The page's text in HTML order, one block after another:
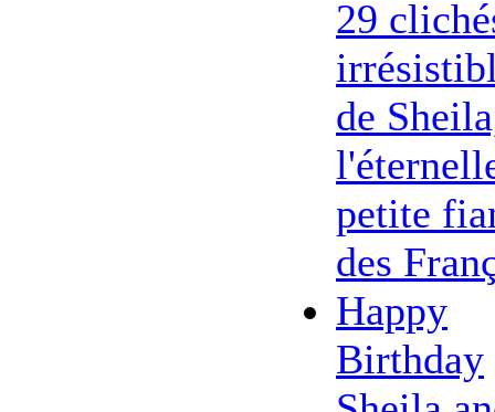
29
de
petite
des
Happy
Birthday